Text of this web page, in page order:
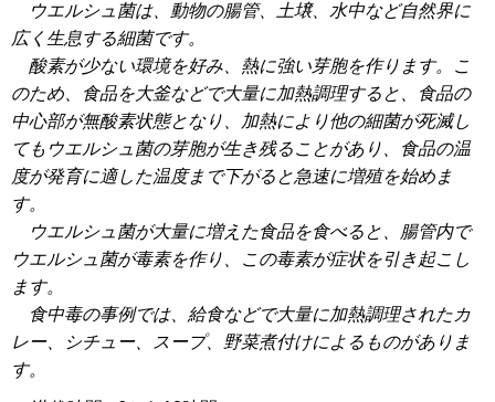
ウエルシュ菌は、動物の腸管、土壌、水中など自然界に
広く生息する細菌です。
酸素が少ない環境を好み、熱に強い芽胞を作ります。こ
のため、食品を大釜などで大量に加熱調理すると、食品の
中心部が無酸素状態となり、加熱により他の細菌が死滅し
てもウエルシュ菌の芽胞が生き残ることがあり、食品の温
度が発育に適した温度まで下がると急速に増殖を始めま
す。
ウエルシュ菌が大量に増えた食品を食べると、腸管内で
ウエルシュ菌が毒素を作り、この毒素が症状を引き起こし
ます。
食中毒の事例では、給食などで大量に加熱調理されたカ
レー、シチュー、スープ、野菜煮付けによるものがありま
す。